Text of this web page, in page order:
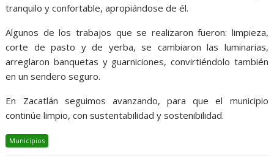
tranquilo y confortable, apropiándose de él.
Algunos de los trabajos que se realizaron fueron: limpieza,
corte de pasto y de yerba, se cambiaron las luminarias,
arreglaron banquetas y guarniciones, convirtiéndolo también
en un sendero seguro.
En Zacatlán seguimos avanzando, para que el municipio
continúe limpio, con sustentabilidad y sostenibilidad.
Municipios